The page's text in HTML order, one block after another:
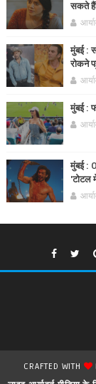
सकते
मुंबई :
रोकने
मुंबई :
मुंबई :
'टोटल
CRAFTED WITH